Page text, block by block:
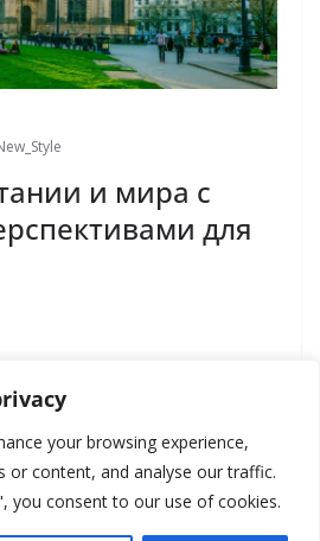
your browsing experience,
or content, and analyse our traffic.
you consent to our use of cookies.
и мира с
для